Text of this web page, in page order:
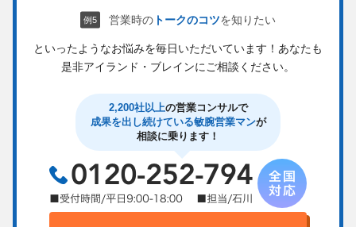
営業時の トークのコツを知りたい
といったようなお悩みを毎日いただいています！ あなたも
是非アイランド・ブレインにご相談ください。
2,200社以上の営業コンサルで
成果を出し続けている敏腕営業マンが
相談に乗ります！